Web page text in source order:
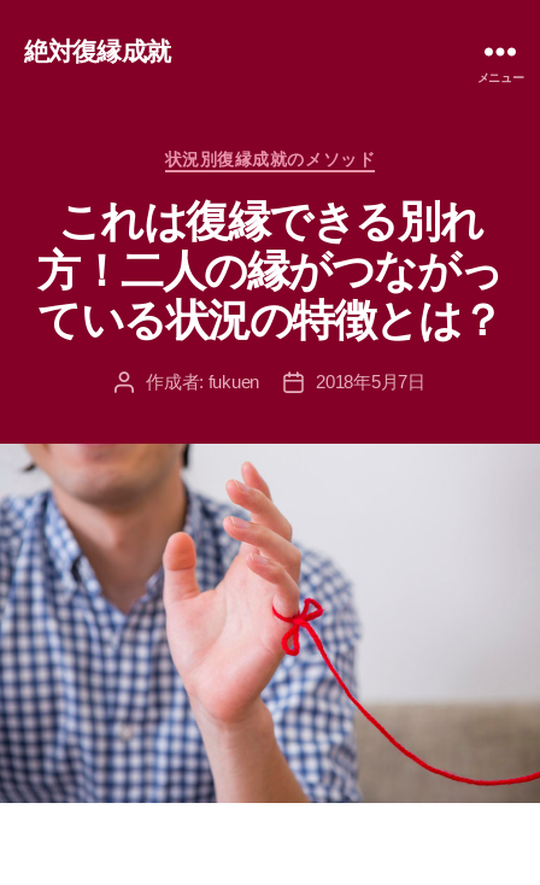
絶対復縁成就
メニュー
カ
ゴ
リ
ー
状況別復縁成就のメソッド
これは復縁できる別れ
方！二人の縁がつながっ
ている状況の特徴とは？
投 作成者: fukuen
投
2018年5月7日